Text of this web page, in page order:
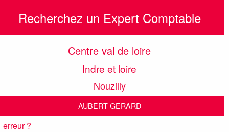
Recherchez un Expert Comptable
Centre val de loire
Indre et loire
Nouzilly
AUBERT GERARD
erreur ?